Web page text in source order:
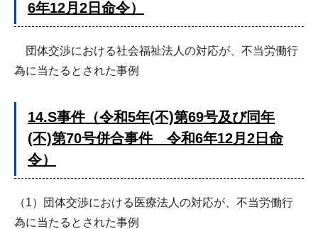
6年12月2日命令）
団体交渉における社会福祉法人の対応が、不当労働行
為に当たるとされた事例
14.S事件（令和5年(不)第69号及び同年
(不)第70号併合事件 令和6年12月2日命
令）
（1）団体交渉における医療法人の対応が、不当労働行
為に当たるとされた事例